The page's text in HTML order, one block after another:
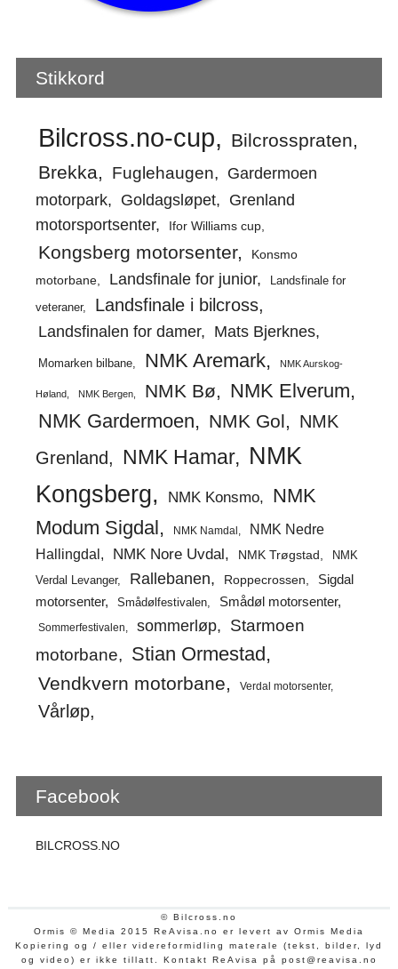
Stikkord
Bilcross.no-cup
Bilcrosspraten
Brekka
Fuglehaugen
Gardermoen
motorpark
Goldagsløpet
Grenland
motorsportsenter
Ifor Williams cup
Kongsberg motorsenter
Konsmo
motorbane
Landsfinale for junior
Landsfinale for
veteraner
Landsfinale i bilcross
Landsfinalen for damer Mats Bjerknes
Momarken bilbane NMK Aremark NMK Aurskog-
Høland NMK Bergen NMK Bø NMK Elverum
NMK Gardermoen NMK Gol
NMK
Grenland
NMK Hamar
NMK
Kongsberg
NMK Konsmo
NMK
Modum Sigdal
NMK Namdal
NMK Nedre
Hallingdal
NMK Nore Uvdal NMK Trøgstad
NMK
Verdal Levanger
Rallebanen Roppecrossen
Sigdal
motorsenter
Smådølfestivalen Smådøl motorsenter
Sommerfestivalen sommerløp
Starmoen
motorbane
Stian Ormestad
Vendkvern motorbane Verdal motorsenter
Vårløp
Facebook
BILCROSS.NO
© Bilcross.no
Ormis © Media 2015 ReAvisa.no er levert av Ormis Media
Kopiering og / eller videreformidling materale (tekst, bilder, lyd
og video) er ikke tillatt. Kontakt ReAvisa på post@reavisa.no